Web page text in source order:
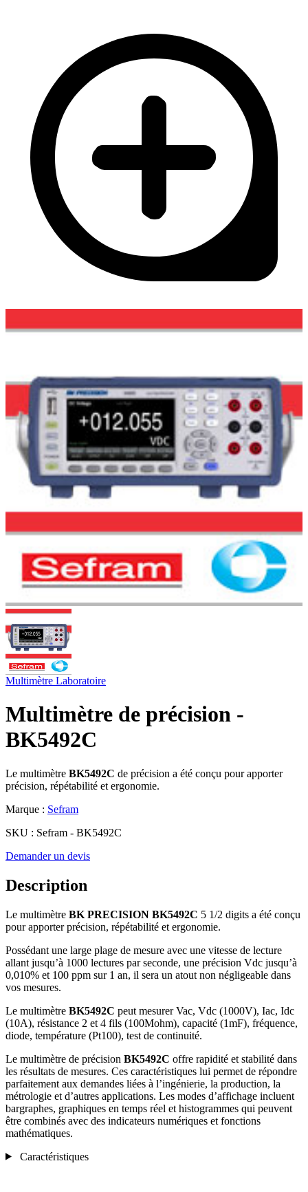
Multimètre Laboratoire
Multimètre de précision -
BK5492C
Le multimètre BK5492C de précision a été conçu pour apporter
précision, répétabilité et ergonomie.
Marque : Sefram
SKU : Sefram - BK5492C
Demander un devis
Description
Le multimètre BK PRECISION BK5492C 5 1/2 digits a été conçu
pour apporter précision, répétabilité et ergonomie.
Possédant une large plage de mesure avec une vitesse de lecture
allant jusqu’à 1000 lectures par seconde, une précision Vdc jusqu’à
0,010% et 100 ppm sur 1 an, il sera un atout non négligeable dans
vos mesures.
Le multimètre BK5492C peut mesurer Vac, Vdc (1000V), Iac, Idc
(10A), résistance 2 et 4 fils (100Mohm), capacité (1mF), fréquence,
diode, température (Pt100), test de continuité.
Le multimètre de précision BK5492C offre rapidité et stabilité dans
les résultats de mesures. Ces caractéristiques lui permet de répondre
parfaitement aux demandes liées à l’ingénierie, la production, la
métrologie et d’autres applications. Les modes d’affichage incluent
bargraphes, graphiques en temps réel et histogrammes qui peuvent
être combinés avec des indicateurs numériques et fonctions
mathématiques.
Caractéristiques